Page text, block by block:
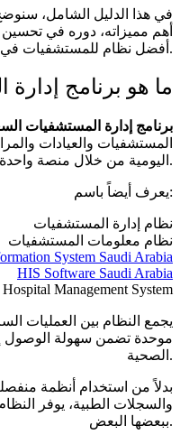
في هذا الدليل الشامل،
أهم مميزاته، دوره في تحسين
أفضل نظام للمستشفيات في المملكة.
ما هو برنامج
برنامج إدارة المستشفيات
المستشفيات والعيادات
اليومية من خلال منصة واحدة.
يعرف أيضاً باسم:
نظام إدارة المستشفيات
نظام معلومات المستشفيات
System Saudi Arabia
HIS Software Saudi Arabia
Management System
يجمع النظام بين العمليات
موحدة تضمن سهولة الوصول
الصحية.
بدلاً من استخدام أنظمة
والسجلات الطبية، يوفر
ببعضها البعض.